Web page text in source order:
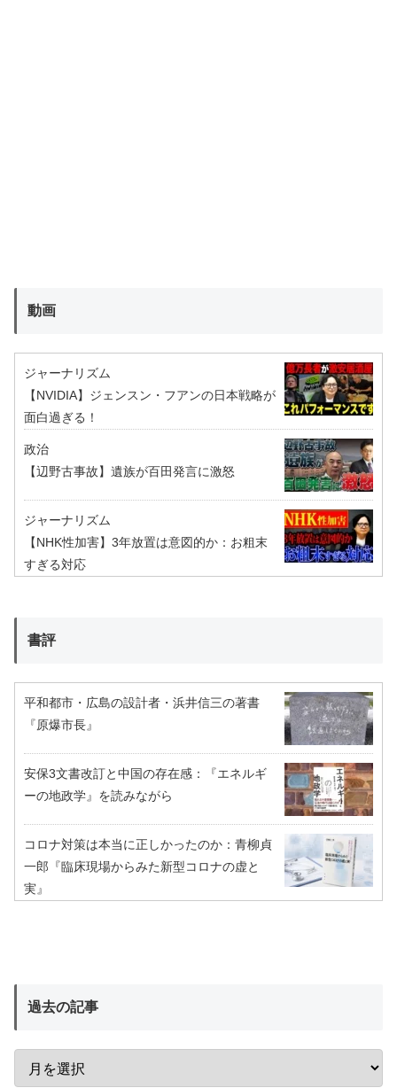
動画
ジャーナリズム
【NVIDIA】ジェンスン・フアンの日本戦略が
面白過ぎる！
政治
【辺野古事故】遺族が百田発言に激怒
ジャーナリズム
【NHK性加害】3年放置は意図的か：お粗末
すぎる対応
書評
平和都市・広島の設計者・浜井信三の著書
『原爆市長』
安保3文書改訂と中国の存在感：『エネルギ
ーの地政学』を読みながら
コロナ対策は本当に正しかったのか：青柳貞
一郎『臨床現場からみた新型コロナの虚と
実』
過去の記事